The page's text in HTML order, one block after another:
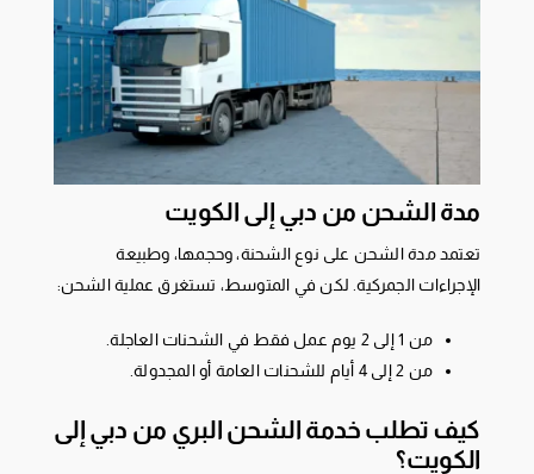
مدة الشحن من دبي إلى الكويت
تعتمد مدة الشحن على نوع الشحنة، وحجمها، وطبيعة
الإجراءات الجمركية. لكن في المتوسط، تستغرق عملية الشحن:
من 1 إلى 2 يوم عمل فقط في الشحنات العاجلة.
من 2 إلى 4 أيام للشحنات العامة أو المجدولة.
كيف تطلب خدمة الشحن البري من دبي إلى
الكويت؟